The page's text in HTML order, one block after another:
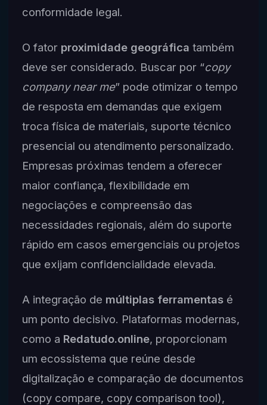
conformidade legal.
O fator proximidade geográfica também
deve ser considerado. Buscar por “copy
company near me” pode otimizar o tempo
de resposta em demandas que exigem
troca física de materiais, suporte técnico
presencial ou atendimento personalizado.
Empresas próximas tendem a oferecer
maior confiança, flexibilidade em
negociações e compreensão das
necessidades regionais, além do suporte
rápido em casos emergenciais ou projetos
que exijam confidencialidade elevada.
A integração de múltiplas ferramentasé
um ponto decisivo. Plataformas modernas,
como a Redatudo.online, proporcionam
um ecossistema que reúne desde
digitalização e comparação de documentos
(copy compare, copy comparison tool),